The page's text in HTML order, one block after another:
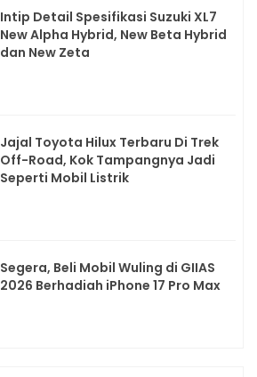
Intip Detail Spesifikasi Suzuki XL7
New Alpha Hybrid, New Beta Hybrid
dan New Zeta
Jajal Toyota Hilux Terbaru Di Trek
Off-Road, Kok Tampangnya Jadi
Seperti Mobil Listrik
Segera, Beli Mobil Wuling di GIIAS
2026 Berhadiah iPhone 17 Pro Max